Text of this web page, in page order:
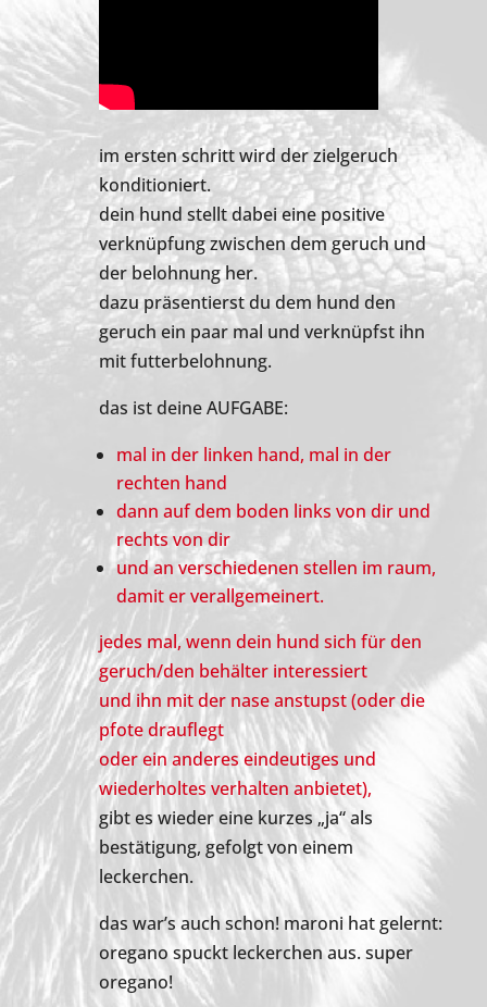
im ersten schritt wird der zielgeruch
konditioniert.
dein hund stellt dabei eine positive
verknüpfung zwischen dem geruch und
der belohnung her.
dazu präsentierst du dem hund den
geruch ein paar mal und verknüpfst ihn
mit futterbelohnung.
das ist deine AUFGABE:
mal in der linken hand, mal in der
rechten hand
dann auf dem boden links von dir und
rechts von dir
und an verschiedenen stellen im raum,
damit er verallgemeinert.
jedes mal, wenn dein hund sich für den
geruch/den behälter interessiert
und ihn mit der nase anstupst (oder die
pfote drauflegt
oder ein anderes eindeutiges und
wiederholtes verhalten anbietet),
gibt es wieder eine kurzes „ja“ als
bestätigung, gefolgt von einem
leckerchen.
das war’s auch schon! maroni hat gelernt:
oregano spuckt leckerchen aus. super
oregano!